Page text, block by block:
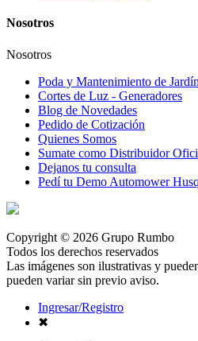
Nosotros
Nosotros
Poda y Mantenimiento de Jardín
Cortes de Luz - Generadores
Blog de Novedades
Pedido de Cotización
Quienes Somos
Sumate como Distribuidor
Dejanos tu consulta
Pedí tu Demo Automower
Copyright © 2026 Grupo Rumbo
Todos los derechos reservados
Las imágenes son ilustrativas y
pueden variar sin previo aviso.
Ingresar/Registro
✖